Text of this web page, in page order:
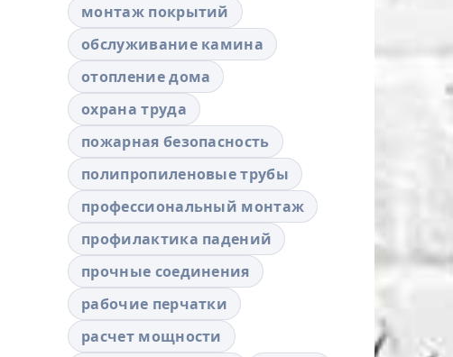
монтаж покрытий
обслуживание камина
отопление дома
охрана труда
пожарная безопасность
полипропиленовые трубы
профессиональный монтаж
профилактика падений
прочные соединения
рабочие перчатки
расчет мощности